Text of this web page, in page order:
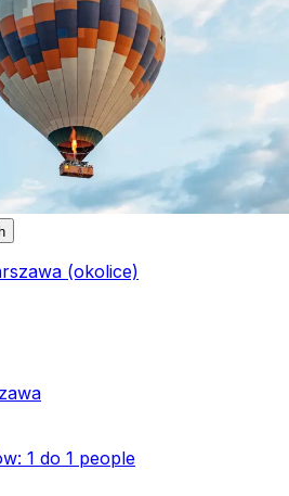
(okolice)
1 do 1 people